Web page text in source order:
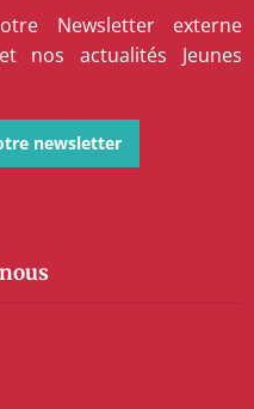
Newsletter externe
nos actualités Jeunes
newsletter